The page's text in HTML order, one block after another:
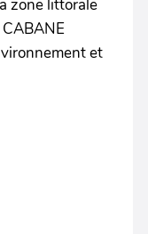
zone littorale
et